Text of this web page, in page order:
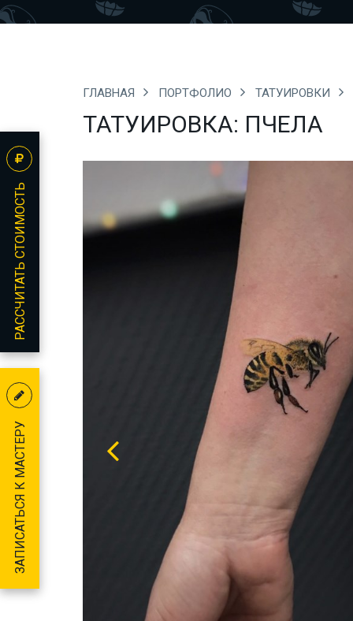
ГЛАВНАЯ ПОРТФОЛИО ТАТУИРОВКИ
ТАТУИРОВКА: ПЧЕЛА
РАССЧИТАТЬ СТОИМОСТЬ
ЗАПИСАТЬСЯ К МАСТЕРУ